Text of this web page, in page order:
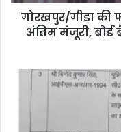
गोरखपुर/गीडा
अंतिम मंजूरी,